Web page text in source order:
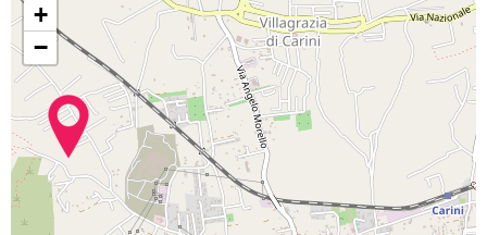
+
−